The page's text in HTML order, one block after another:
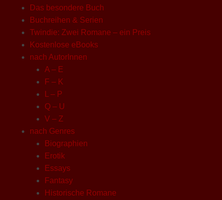
Das besondere Buch
Buchreihen & Serien
Twindie: Zwei Romane – ein Preis
Kostenlose eBooks
nach AutorInnen
A – E
F – K
L – P
Q – U
V – Z
nach Genres
Biographien
Erotik
Essays
Fantasy
Historische Romane